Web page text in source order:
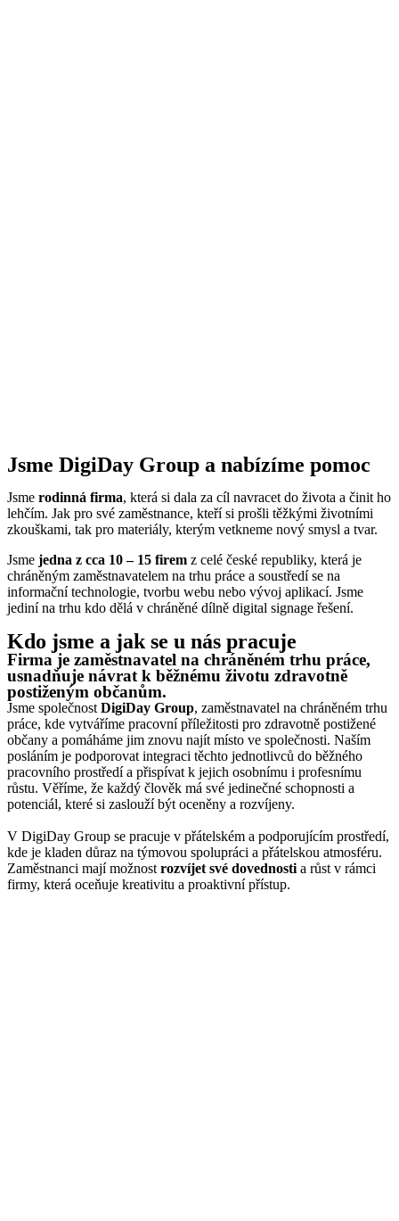
Jsme DigiDay Group a nabízíme pomoc
Jsme rodinná firma, která si dala za cíl navracet do života a činit ho
lehčím. Jak pro své zaměstnance, kteří si prošli těžkými životními
zkouškami, tak pro materiály, kterým vetkneme nový smysl a tvar.
Jsme jedna z cca 10 – 15 firem z celé české republiky, která je
chráněným zaměstnavatelem na trhu práce a soustředí se na
informační technologie, tvorbu webu nebo vývoj aplikací. Jsme
jediní na trhu kdo dělá v chráněné dílně digital signage řešení.
Kdo jsme a jak se u nás pracuje
Firma je zaměstnavatel na chráněném trhu práce,
usnadňuje návrat k běžnému životu zdravotně
postiženým občanům.
Jsme společnost DigiDay Group, zaměstnavatel na chráněném trhu
práce, kde vytváříme pracovní příležitosti pro zdravotně postižené
občany a pomáháme jim znovu najít místo ve společnosti. Naším
posláním je podporovat integraci těchto jednotlivců do běžného
pracovního prostředí a přispívat k jejich osobnímu i profesnímu
růstu. Věříme, že každý člověk má své jedinečné schopnosti a
potenciál, které si zaslouží být oceněny a rozvíjeny.
V DigiDay Group se pracuje v přátelském a podporujícím prostředí,
kde je kladen důraz na týmovou spolupráci a přátelskou atmosféru.
Zaměstnanci mají možnost rozvíjet své dovednosti a růst v rámci
firmy, která oceňuje kreativitu a proaktivní přístup.